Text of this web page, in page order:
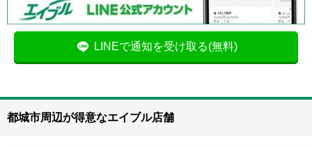
LINEで通知を受け取る(無料)
都城市周辺が得意なエイブル店舗